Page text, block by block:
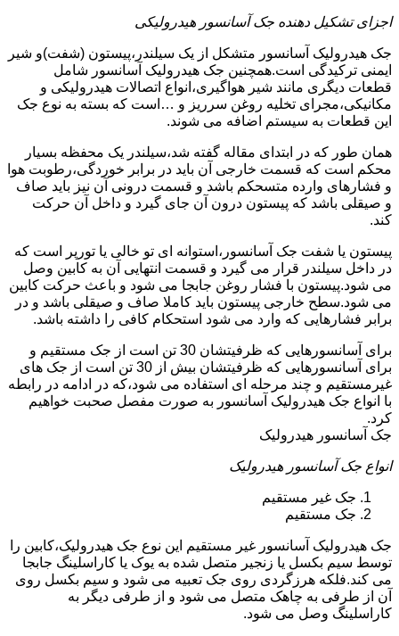
اجزای تشکیل دهنده جک آسانسور هیدرولیکی
جک هیدرولیک آسانسور متشکل از یک سیلندر،پیستون (شفت)و شیر
ایمنی ترکیدگی است.همچنین جک هیدرولیک آسانسور شامل
قطعات دیگری مانند شیر هواگیری،انواع اتصالات هیدرولیکی و
مکانیکی،مجرای تخلیه روغن سرریز و …است که بسته به نوع جک
این قطعات به سیستم اضافه می شوند.
همان طور که در ابتدای مقاله گفته شد،سیلندر یک محفظه بسیار
محکم است که قسمت خارجی آن باید در برابر خوردگی،رطوبت هوا
و فشارهای وارده متسحکم باشد و قسمت درونی آن نیز باید صاف
و صیقلی باشد که پیستون درون آن جای گیرد و داخل آن حرکت
کند.
پیستون یا شفت جک آسانسور،استوانه ای تو خالی یا تورپر است که
در داخل سیلندر قرار می گیرد و قسمت انتهایی آن به کابین وصل
می شود.پیستون با فشار روغن جابجا می شود و باعث حرکت کابین
می شود.سطح خارجی پیستون باید کاملا صاف و صیقلی باشد و در
برابر فشارهایی که وارد می شود استحکام کافی را داشته باشد.
برای آسانسورهایی که ظرفیتشان 30 تن است از جک مستقیم و
برای آسانسورهایی که ظرفیتشان بیش از 30 تن است از جک های
غیرمستقیم و چند مرحله ای استفاده می شود،که در ادامه در رابطه
با انواع جک هیدرولیک آسانسور به صورت مفصل صحبت خواهیم
کرد.
جک آسانسور هیدرولیک
انواع جک آسانسور هیدرولیک
جک غیر مستقیم
جک مستقیم
جک هیدرولیک آسانسور غیر مستقیم این نوع جک هیدرولیک،کابین را
توسط سیم بکسل یا زنجیر متصل شده به یوک یا کاراسلینگ جابجا
می کند.فلکه هرزگردی روی جک تعبیه می شود و سیم بکسل روی
آن از طرفی به چاهک متصل می شود و از طرفی دیگر به
کاراسلینگ وصل می شود.